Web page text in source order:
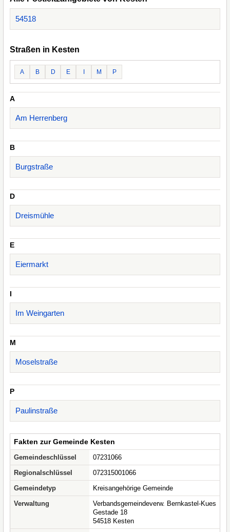
54518
Straßen in Kesten
A B D E M P
A
Am Herrenberg
B
Burgstraße
D
Dreismühle
E
Eiermarkt
I
Im Weingarten
M
Moselstraße
P
Paulinstraße
Fakten zur Gemeinde Kesten
Gemeindeschlüssel
07231066
Regionalschlüssel
072315001066
Gemeindetyp
Kreisangehörige Gemeinde
Verwaltung
Verbandsgemeindeverw. Bernkastel-Kues
Gestade 18
54518 Kesten